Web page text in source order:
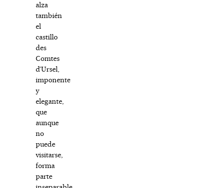
alza
también
el
castillo
des
Comtes
d’Ursel,
imponente
y
elegante,
que
aunque
no
puede
visitarse,
forma
parte